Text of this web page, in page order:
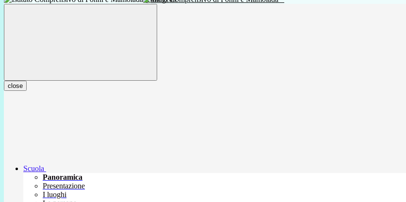
close
Scuola
Panoramica
Presentazione
I luoghi